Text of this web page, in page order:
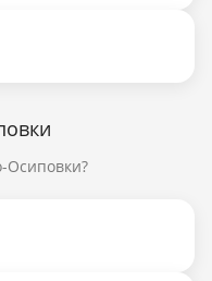
Осиповки?